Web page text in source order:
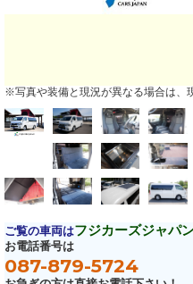
ご覧の車両はフジカーズジャパ
お電話番号は
087-879-5724
※写真や装備と現況が異なる場合は、